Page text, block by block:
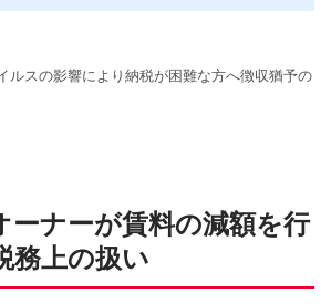
ルスの影響により納税が困難な方へ徴収猶予の
ーナーが賃料の減額を行
務上の扱い